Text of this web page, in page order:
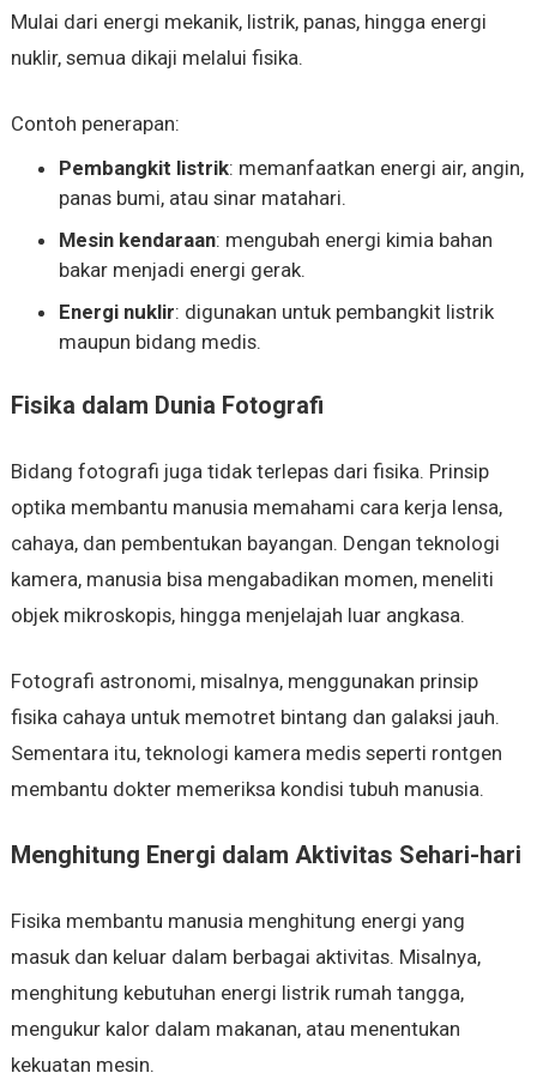
Mulai dari energi mekanik, listrik, panas, hingga energi
nuklir, semua dikaji melalui fisika.
Contoh penerapan:
Pembangkit listrik: memanfaatkan energi air, angin,
panas bumi, atau sinar matahari.
Mesin kendaraan: mengubah energi kimia bahan
bakar menjadi energi gerak.
Energi nuklir: digunakan untuk pembangkit listrik
maupun bidang medis.
Fisika dalam Dunia Fotografi
Bidang fotografi juga tidak terlepas dari fisika. Prinsip
optika membantu manusia memahami cara kerja lensa,
cahaya, dan pembentukan bayangan. Dengan teknologi
kamera, manusia bisa mengabadikan momen, meneliti
objek mikroskopis, hingga menjelajah luar angkasa.
Fotografi astronomi, misalnya, menggunakan prinsip
fisika cahaya untuk memotret bintang dan galaksi jauh.
Sementara itu, teknologi kamera medis seperti rontgen
membantu dokter memeriksa kondisi tubuh manusia.
Menghitung Energi dalam Aktivitas Sehari-hari
Fisika membantu manusia menghitung energi yang
masuk dan keluar dalam berbagai aktivitas. Misalnya,
menghitung kebutuhan energi listrik rumah tangga,
mengukur kalor dalam makanan, atau menentukan
kekuatan mesin.